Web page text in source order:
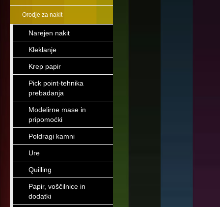
Orodje za nakit
Narejen nakit
Kleklanje
Krep papir
Pick point-tehnika
prebadanja
Modelirne mase in
pripomoćki
Poldragi kamni
Ure
Quilling
Papir, voščilnice in
dodatki